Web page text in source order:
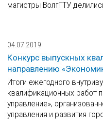
магистры ВолгГТУ
04.07.2019
Конкурс выпускных
направлению
Итоги ежегодного
квалификационных работ
управление»,
управления и развития